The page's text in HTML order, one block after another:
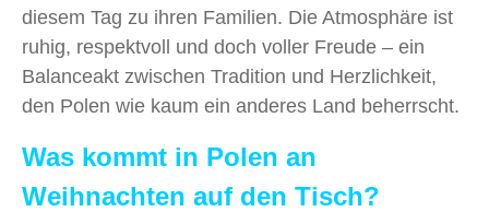
diesem Tag zu ihren Familien. Die Atmosphäre ist
ruhig, respektvoll und doch voller Freude – ein
Balanceakt zwischen Tradition und Herzlichkeit,
den Polen wie kaum ein anderes Land beherrscht.
Was kommt in Polen an
Weihnachten auf den Tisch?